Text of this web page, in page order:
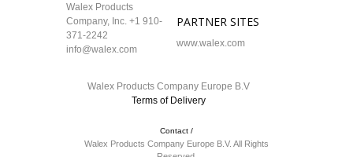
Walex Products
Company, Inc. +1 910-
371-2242
info@walex.com
PARTNER SITES
www.walex.com
Walex Products Company Europe B.V
Terms of Delivery
Contact /
Walex Products Company Europe B.V. All Rights